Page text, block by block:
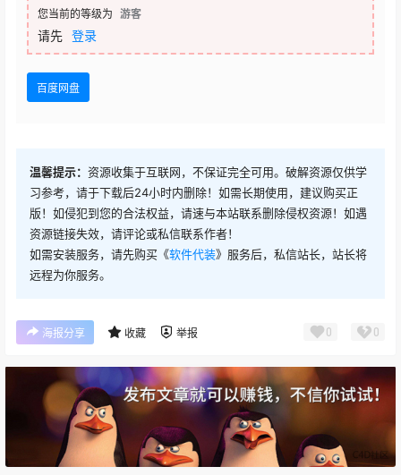
您当前的等级为 游客
请先 登录
百度网盘
温馨提示： 资源收集于互联网，不保证完全可用。破解资源仅供学
习参考，请于下载后24小时内删除！如需长期使用，建议购买正
版！如侵犯到您的合法权益，请速与本站联系删除侵权资源！如遇
资源链接失效，请评论或私信联系作者！
如需安装服务，请先购买《软件代装》服务后，私信站长，站长将
远程为你服务。
海报分享 收藏 举报 0 0